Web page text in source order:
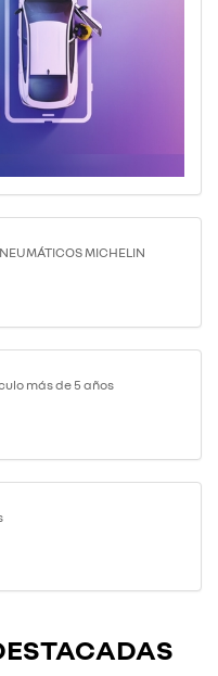
MICHELIN
más de 5 años